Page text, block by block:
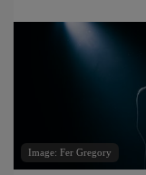
Image: Fer Gregory